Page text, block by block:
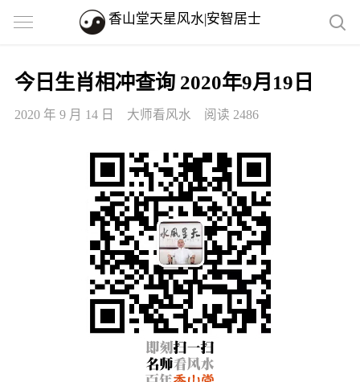
香山堂天星风水|安智居士
今日生肖相冲查询 2020年9月19日
2020 年 9 月 14 日 大师看风水 阅读 2486